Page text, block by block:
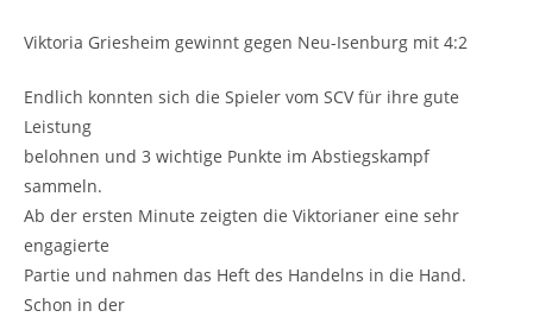
Viktoria Griesheim gewinnt gegen Neu-Isenburg mit 4:2
Endlich konnten sich die Spieler vom SCV für ihre gute
Leistung
belohnen und 3 wichtige Punkte im Abstiegskampf
sammeln.
Ab der ersten Minute zeigten die Viktorianer eine sehr
engagierte
Partie und nahmen das Heft des Handelns in die Hand.
Schon in der